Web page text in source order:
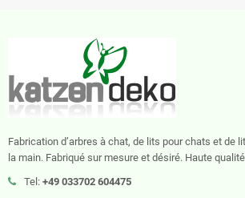
Fabrication d’arbres à chat, de lits pour chats et de
la main. Fabriqué sur mesure et désiré. Haute
Tel: +49 033702 604475